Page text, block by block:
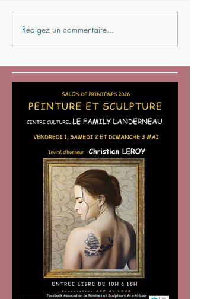
Rédigez un commentaire...